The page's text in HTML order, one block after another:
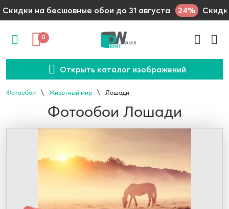
Скидки на бесшовные обои до 31 августа 24%
0
Открыть каталог изображений
Фотообои Животный мир Лошади
Фотообои Лошади